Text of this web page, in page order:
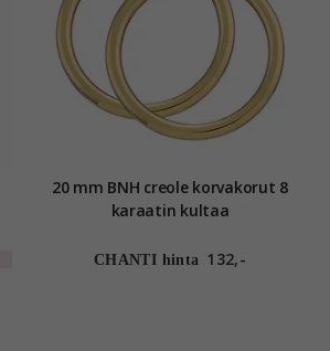
20 mm BNH creole korvakorut 8
karaatin kultaa
CHANTI hinta 132,-